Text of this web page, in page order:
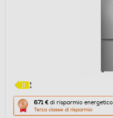
671 € di risparmio energetico
Terza classe di risparmio
Questa
azione